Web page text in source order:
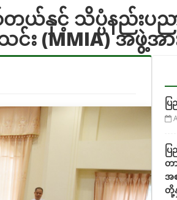
နှင့် သိပ္ပံနည်းပညာ
အသင်း (MMIA) အ
ပ
ပ
တ
အ
တို့